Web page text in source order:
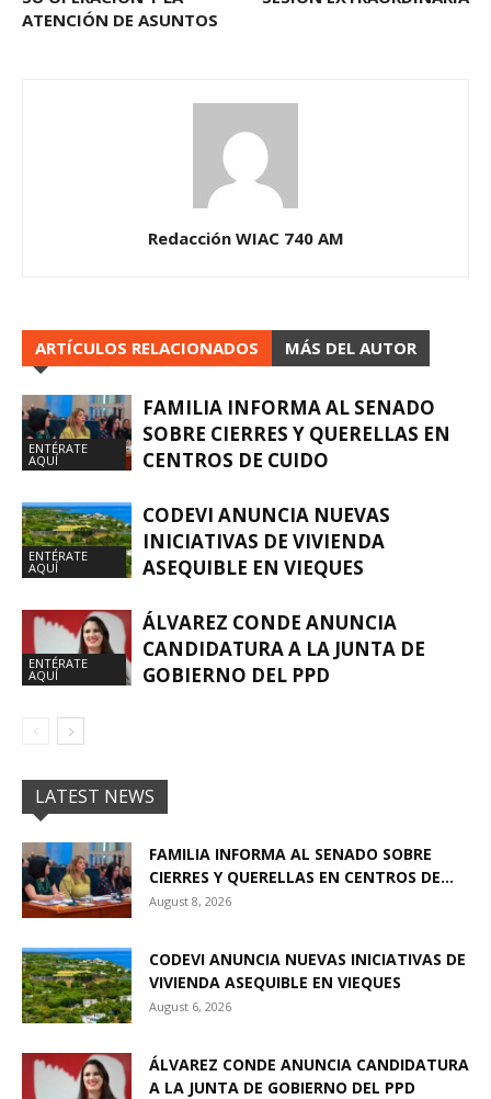
ATENCIÓN DE ASUNTOS
Redacción WIAC 740 AM
ARTÍCULOS RELACIONADOS MÁS DEL AUTOR
ENTÉRATE
AQUÍ
FAMILIA INFORMA AL SENADO
SOBRE CIERRES Y QUERELLAS EN
CENTROS DE CUIDO
ENTÉRATE
AQUÍ
CODEVI ANUNCIA NUEVAS
INICIATIVAS DE VIVIENDA
ASEQUIBLE EN VIEQUES
ENTÉRATE
AQUÍ
ÁLVAREZ CONDE ANUNCIA
CANDIDATURA A LA JUNTA DE
GOBIERNO DEL PPD
LATEST NEWS
FAMILIA INFORMA AL SENADO SOBRE
CIERRES Y QUERELLAS EN CENTROS DE...
August 8, 2026
CODEVI ANUNCIA NUEVAS INICIATIVAS DE
VIVIENDA ASEQUIBLE EN VIEQUES
August 6, 2026
ÁLVAREZ CONDE ANUNCIA CANDIDATURA
A LA JUNTA DE GOBIERNO DEL PPD